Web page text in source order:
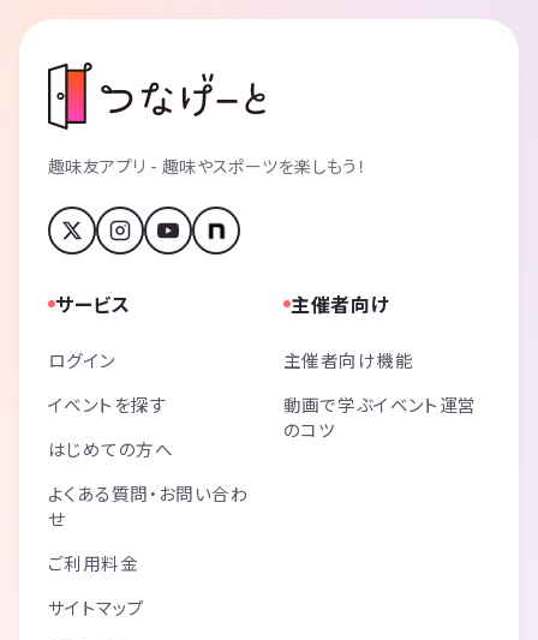
趣味友アプリ - 趣味やスポーツを楽しもう！
サービス
ログイン
イベントを探す
はじめての方へ
よくある質問・お問い合わ
せ
ご利用料金
サイトマップ
主催者向け
主催者向け機能
動画で学ぶイベント運営
のコツ